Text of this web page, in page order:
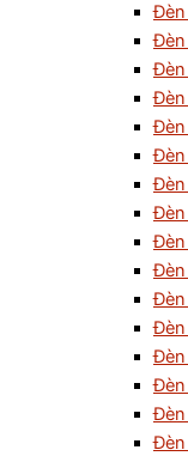
Đèn
Đèn
Đèn
Đèn
Đèn
Đèn
Đèn
Đèn
Đèn
Đèn
Đèn
Đèn
Đèn
Đèn